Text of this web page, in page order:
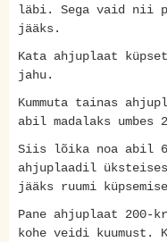
läbi. Sega vaid nii
jääks.
Kata ahjuplaat
jahu.
Kummuta tainas
abil madalaks umbes
Siis lõika noa abil 6
ahjuplaadil
jääks ruumi
Pane ahjuplaat 200-
kohe veidi kuumust.